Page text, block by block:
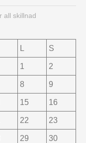
all skillnad
L S
1 2
8 9
15 16
22 23
29 30